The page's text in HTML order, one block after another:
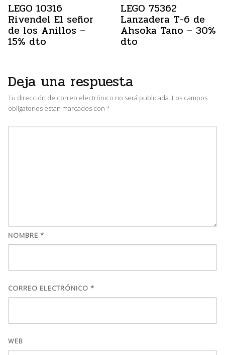
LEGO 10316
Rivendel El señor
de los Anillos –
15% dto
LEGO 75362
Lanzadera T-6 de
Ahsoka Tano – 30%
dto
Deja una respuesta
Tu dirección de correo electrónico no será publicada. Los campos
obligatorios están marcados con *
NOMBRE *
CORREO ELECTRÓNICO *
WEB